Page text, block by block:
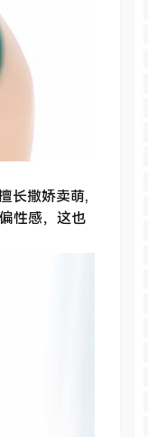
长撒娇卖萌,
性感，这也